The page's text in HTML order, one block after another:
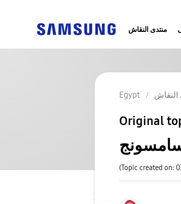
منتدى النقاش
Egypt النقاش
Original
(Topic created on: